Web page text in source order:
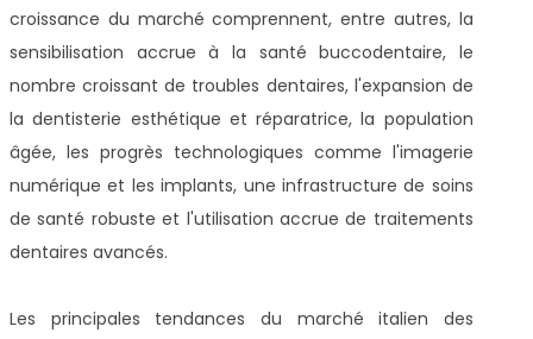
croissance du marché comprennent, entre autres, la
sensibilisation accrue à la santé buccodentaire, le
nombre croissant de troubles dentaires, l'expansion de
la dentisterie esthétique et réparatrice, la population
âgée, les progrès technologiques comme l'imagerie
numérique et les implants, une infrastructure de soins
de santé robuste et l'utilisation accrue de traitements
dentaires avancés.
Les principales tendances du marché italien des